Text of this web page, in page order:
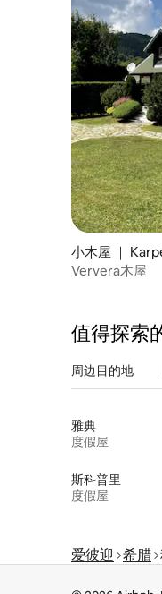
小木屋 ｜
Ververa木屋
值得探索
周边目的地
雅典
度假屋
斯科普里
度假屋
爱彼迎 希腊